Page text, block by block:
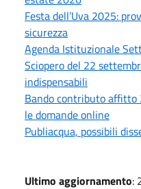
Festa dell’Uva 2025:
sicurezza
Agenda Istituzionale
Sciopero del 22
indispensabili
Bando contributo affitto
le domande online
Publiacqua, possibili
Ultimo aggiornamento: